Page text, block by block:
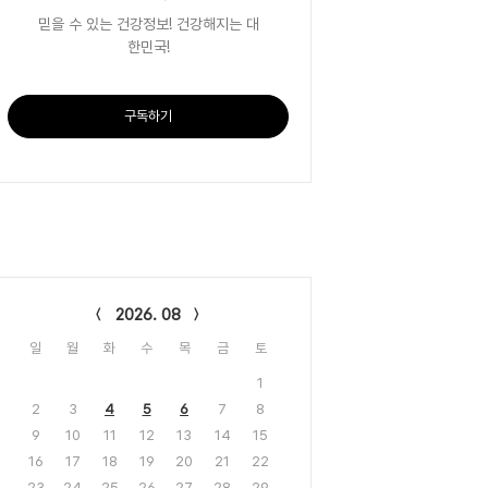
믿을 수 있는 건강정보! 건강해지는 대
한민국!
구독하기
2026. 08
일 월 화 수 목 금 토
1
2
3 4 5 6 7
8
9
10 11 12 13 14
15
16
17 18 19 20 21
22